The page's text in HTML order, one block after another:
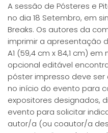
A sessão de Pósteres e
no dia 18 Setembro, em
Breaks. Os autores da
imprimir a apresentação
A1 (59,4 cm x 84,1 cm)
opcional editável
póster impresso deve
no início do evento para
expositores designados,
evento para solicitar
autor/a (ou coautor/a